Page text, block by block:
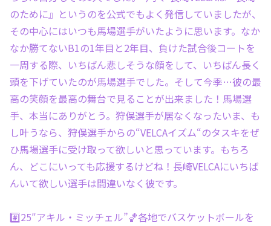
のために』というのを公式でもよく発信していましたが、
その中心にはいつも馬場選手がいたように思います。なか
なか勝てないB1の1年目と2年目、負けた試合後コートを
一周する際、いちばん悲しそうな顔をして、いちばん長く
頭を下げていたのが馬場選手でした。そして今季…彼の最
高の笑顔を最高の舞台で見ることが出来ました！馬場選
手、本当にありがとう。狩俣選手が居なくなったいま、も
し叶うなら、狩俣選手からの“VELCAイズム“のタスキをぜ
ひ馬場選手に受け取って欲しいと思っています。もちろ
ん、どこにいっても応援するけどね！長崎VELCAにいちば
んいて欲しい選手は間違いなく彼です。
#️⃣25″アキル・ミッチェル”🏀各地でバスケットボールを